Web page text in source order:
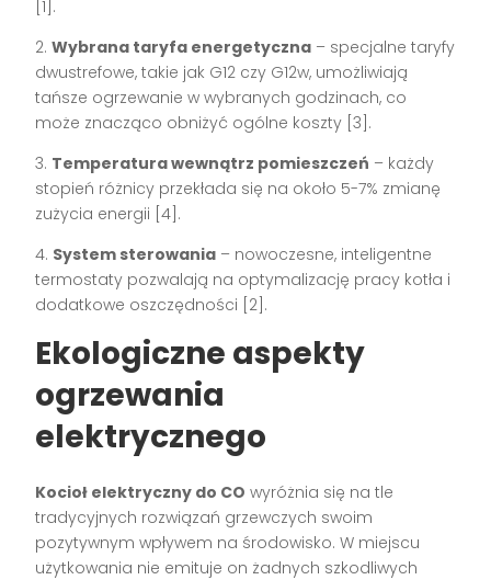
[1].
2.Wybrana taryfa energetyczna – specjalne taryfy
dwustrefowe, takie jak G12 czy G12w, umożliwiają
tańsze ogrzewanie w wybranych godzinach, co
może znacząco obniżyć ogólne koszty [3].
3. Temperatura wewnątrz pomieszczeń – każdy
stopień różnicy przekłada się na około 5-7% zmianę
zużycia energii [4].
4. System sterowania – nowoczesne, inteligentne
termostaty pozwalają na optymalizację pracy kotła i
dodatkowe oszczędności [2].
Ekologiczne aspekty
ogrzewania
elektrycznego
Kocioł elektryczny do CO wyróżnia się na tle
tradycyjnych rozwiązań grzewczych swoim
pozytywnym wpływem na środowisko. W miejscu
użytkowania nie emituje on żadnych szkodliwych